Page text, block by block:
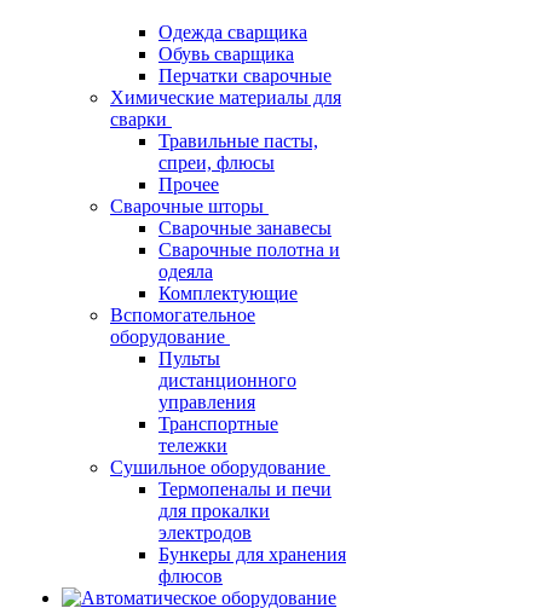
Одежда сварщика
Обувь сварщика
Перчатки сварочные
Химические материалы для
сварки
Травильные пасты,
спреи, флюсы
Прочее
Сварочные шторы
Сварочные занавесы
Сварочные полотна и
одеяла
Комплектующие
Вспомогательное
оборудование
Пульты
дистанционного
управления
Транспортные
тележки
Сушильное оборудование
Термопеналы и печи
для прокалки
электродов
Бункеры для хранения
флюсов